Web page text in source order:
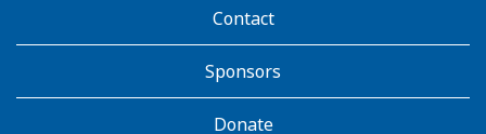
Contact
Sponsors
Donate